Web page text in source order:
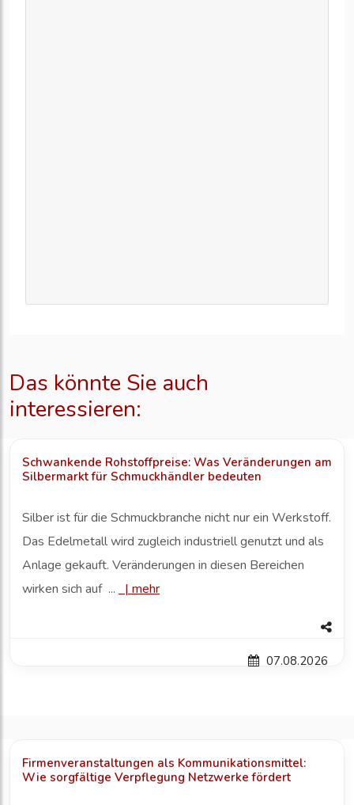
Das könnte Sie auch
interessieren:
Schwankende Rohstoffpreise: Was Veränderungen am
Silbermarkt für Schmuckhändler bedeuten
Silber ist für die Schmuckbranche nicht nur ein Werkstoff.
Das Edelmetall wird zugleich industriell genutzt und als
Anlage gekauft. Veränderungen in diesen Bereichen
wirken sich auf ...
| mehr
07.08.2026
Firmenveranstaltungen als Kommunikationsmittel:
Wie sorgfältige Verpflegung Netzwerke fördert